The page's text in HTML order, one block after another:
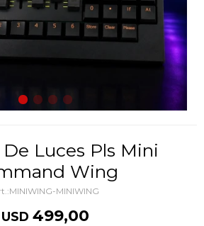
Wing
MINIWING-MINIWING
USD 499,00